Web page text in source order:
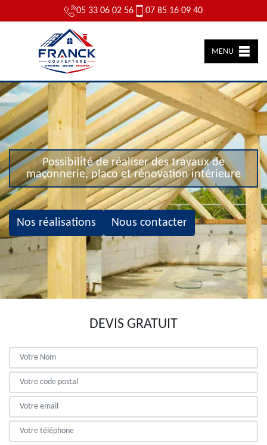
05 33 06 02 56 07 85 16 09 40
MENU
Possibilité de réaliser des travaux de
maçonnerie, placo et rénovation intérieure
Nos réalisations Nous contacter
DEVIS GRATUIT